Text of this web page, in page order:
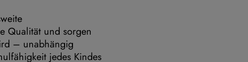
Qualität und sorgen
– unabhängig
jedes Kindes